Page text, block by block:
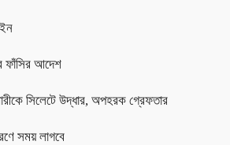
ফাঁসির আদেশ
সিলেটে উদ্ধার, অপহরক গ্রেফতার
সময় লাগবে